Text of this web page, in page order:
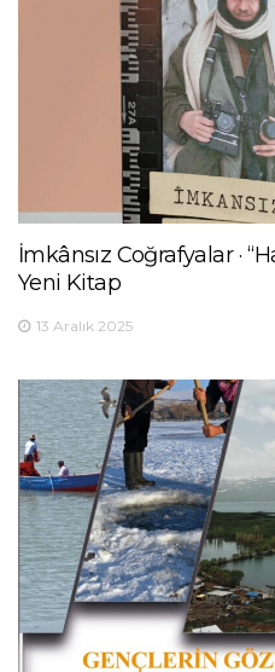
İmkânsız Coğrafyalar ·
Yeni Kitap
13 Aralık 2025